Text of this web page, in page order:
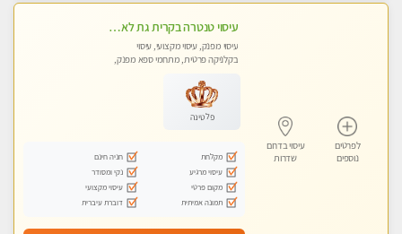
לפרטים
נוספים
עיסוי בדרום
שדרות
עיסוי טנטרה בקרית גת לא מה שחשבת הרבה יותר ממה שדמיינת פרטי!!! Highly recommended
עיסוי מפנק, עיסוי מקצועי, עיסוי
בקלניקה פרטית, מתחמי ספא מפנק,
טנטרה
פלטינה
מקלחת
חניה חינם
עיסוי מרגיע
נקי ומסודר
מקום פרטי
עיסוי מקצועי
תמונה אמיתית
דוברת עיברית